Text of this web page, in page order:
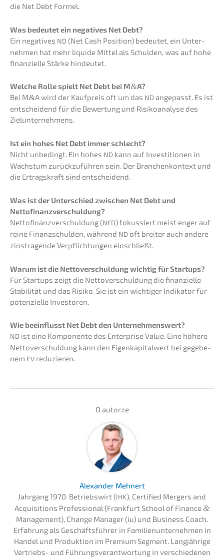
die Net Debt Formel.
Was bedeu­tet ein negati­ves Net Debt?
Ein negati­ves ND (Net Cash Positi­on) bedeu­tet, ein Unter­
neh­men hat mehr liqui­de Mittel als Schul­den, was auf hohe
finan­zi­el­le Stärke hindeutet.
Welche Rolle spielt Net Debt bei M&A?
Bei M&A wird der Kaufpreis oft um das ND angepasst. Es ist
entschei­dend für die Bewer­tung und Risiko­ana­ly­se des
Zielunternehmens.
Ist ein hohes Net Debt immer schlecht?
Nicht unbedingt. Ein hohes ND kann auf Inves­ti­tio­nen in
Wachs­tum zurück­zu­füh­ren sein. Der Branchen­kon­text und
die Ertrags­kraft sind entscheidend.
Was ist der Unter­schied zwischen Net Debt und
Nettofinanzverschuldung?
Netto­fi­nanz­ver­schul­dung (NFD) fokus­siert meist enger auf
reine Finanz­schul­den, während ND oft breiter auch andere
zinstra­gen­de Verpflich­tun­gen einschließt.
Warum ist die Netto­ver­schul­dung wichtig für Startups?
Für Start­ups zeigt die Netto­ver­schul­dung die finan­zi­el­le
Stabi­li­tät und das Risiko. Sie ist ein wichti­ger Indika­tor für
poten­zi­el­le Investoren.
Wie beein­flusst Net Debt den Unternehmenswert?
ND ist eine Kompo­nen­te des Enter­pri­se Value. Eine höhere
Netto­ver­schul­dung kann den Eigen­ka­pi­tal­wert bei gegebe­
nem EV reduzieren.
O autor­ze
Alexan­der Mehnert
Jahrgang 1970. Betriebs­wirt (IHK), Certi­fied Mergers and
Acqui­si­ti­ons Profes­sio­nal (Frank­furt School of Finan­ce&
Manage­ment), Change Manager (iu) und Business Coach.
Erfah­rung als Geschäfts­füh­rer in Famili­en­un­ter­neh­men in
Handel und Produk­ti­on im Premi­um Segment. Langjäh­ri­ge
Vertriebs- und Führungs­ver­ant­wor­tung in verschie­de­nen